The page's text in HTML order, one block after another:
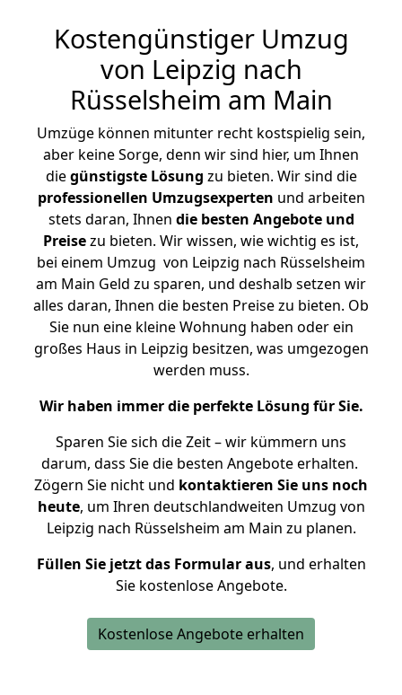
Kostengünstiger Umzug
von Leipzig nach
Rüsselsheim am Main
Umzüge können mitunter recht kostspielig sein,
aber keine Sorge, denn wir sind hier, um Ihnen
diegünstigste Lösung zu bieten. Wir sind die
professionellen Umzugsexperten und arbeiten
stets daran, Ihnen die besten Angebote und
Preisezu bieten. Wir wissen, wie wichtig es ist,
bei einem Umzug von Leipzig nach Rüsselsheim
am Main Geld zu sparen, und deshalb setzen wir
alles daran, Ihnen die besten Preise zu bieten. Ob
Sie nun eine kleine Wohnung haben oder ein
großes Haus in Leipzig besitzen, was umgezogen
werden muss.
Wir haben immer die perfekte Lösung für Sie.
Sparen Sie sich die Zeit – wir kümmern uns
darum, dass Sie die besten Angebote erhalten.
Zögern Sie nicht und kontaktieren Sie uns noch
heute, um Ihren deutschlandweiten Umzug von
Leipzig nach Rüsselsheim am Main zu planen.
Füllen Sie jetzt das Formular aus, und erhalten
Sie kostenlose Angebote.
Kostenlose Angebote erhalten